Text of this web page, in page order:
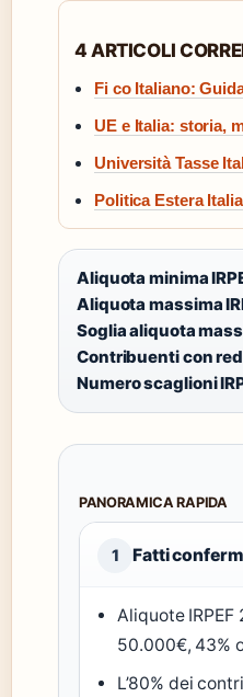
4 ARTICOLI
Fi co Italiano:
UE e Italia: storia,
Università Tasse
Politica Estera
Aliquota minima
Aliquota massima
Soglia aliquota
Contribuenti con
Numero scaglioni
PANORAMICA RAPIDA
1 Fatti
Aliquote
50.000€, 43%
L’80% dei